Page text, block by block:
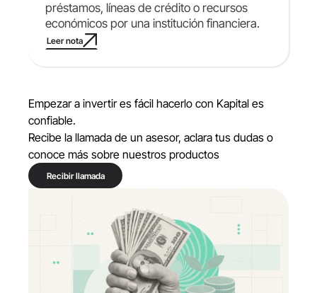
préstamos, líneas de crédito o recursos
económicos por una institución financiera.
Leer nota
Empezar a invertir es fácil hacerlo con Kapital es
confiable.
Recibe la llamada de un asesor, aclara tus dudas o
conoce más sobre nuestros productos
Recibir llamada